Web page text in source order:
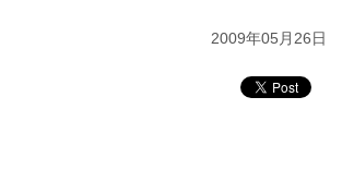
2009年05月26日